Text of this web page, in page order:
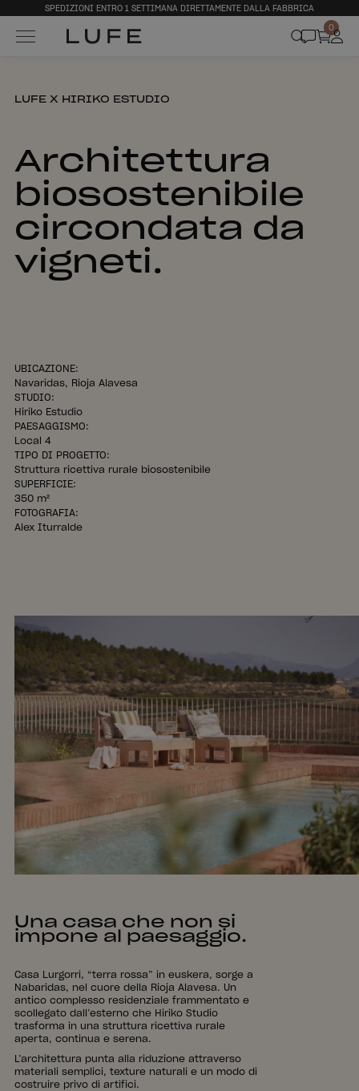
SPEDIZIONI ENTRO 1 SETTIMANA DIRETTAMENTE DALLA FABBRICA
0
LUFE X HIRIKO ESTUDIO
Architettura
biosostenibile
circondata da
vigneti.
UBICAZIONE:
Navaridas, Rioja Alavesa
STUDIO:
Hiriko Estudio
PAESAGGISMO:
Local 4
TIPO DI PROGETTO:
Struttura ricettiva rurale biosostenibile
SUPERFICIE:
350 m²
FOTOGRAFIA:
Alex Iturralde
Una casa che non si
impone al paesaggio.
Casa Lurgorri, “terra rossa” in euskera, sorge a
Nabaridas, nel cuore della Rioja Alavesa. Un
antico complesso residenziale frammentato e
scollegato dall’esterno che Hiriko Studio
trasforma in una struttura ricettiva rurale
aperta, continua e serena.
L’architettura punta alla riduzione attraverso
materiali semplici, texture naturali e un modo di
costruire privo di artifici.